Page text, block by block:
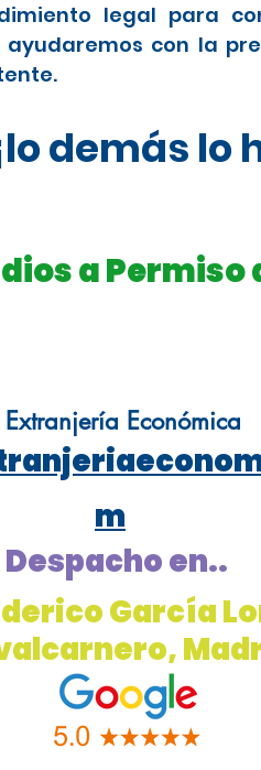
legal para
con la
demás lo
a Permiso
Extranjería Económica
m
Despacho en..
García